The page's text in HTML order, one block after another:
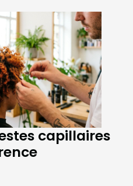
capillaires